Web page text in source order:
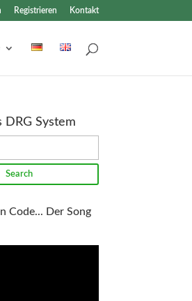
Registrieren Kontakt
DRG System
Search
Code... Der Song